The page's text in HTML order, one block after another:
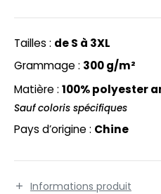
DE MAISON
IN EUROPE
LABEL / TEAR AWAY
HALES
ROW
OF THE LOOM
Tailles : de S à 3XL
Grammage : 300 g/m²
Matière : 100% polyester
Sauf coloris spécifiques
Pays d’origine : Chine
Informations produit